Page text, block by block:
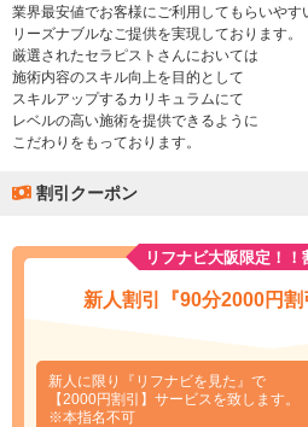
業界最安値でお客様にご利用してもらいやす
リーズナブルなご提供を実現しております。
厳選されたセラピストさんにおいては
施術内容のスキル向上を目的として
スキルアップするカリキュラムにて
レベルの高い施術を提供できるように
こだわりをもっております。
割引クーポン
リフナビ大阪限定！
新人割引『90分2000円
新人に限り『リフナビを見た』で
【2000円割引】サービスを致します。
※本指名不可